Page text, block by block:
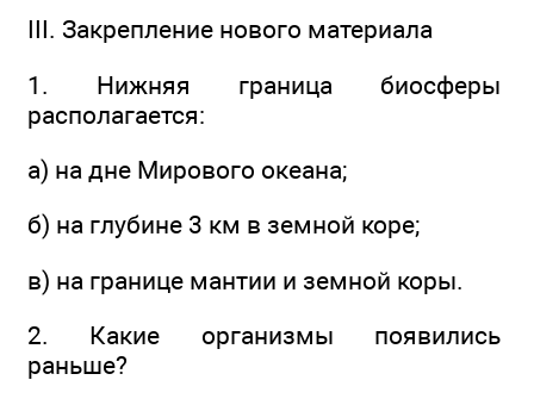
III. Закрепление нового материала
1. Нижняя граница биосферы
располагается:
а) на дне Мирового океана;
б) на глубине 3 км в земной коре;
в) на границе мантии и земной коры.
2. Какие организмы появились
раньше?